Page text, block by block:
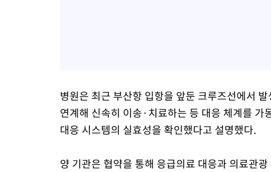
병원은 최근 부산항 입항을 앞둔 크루즈선에서
연계해 신속히 이송·치료하는 등 대응 체계를
대응 시스템의 실효성을 확인했다고 설명했다.
양 기관은 협약을 통해 응급의료 대응과 의료관